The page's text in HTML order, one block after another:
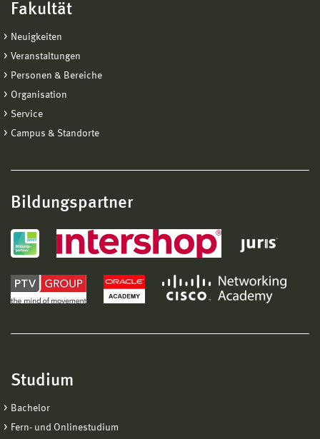
Fakultät
Neuigkeiten
Veranstaltungen
Personen & Bereiche
Organisation
Service
Campus & Standorte
Bildungspartner
Studium
Bachelor
Fern- und Onlinestudium